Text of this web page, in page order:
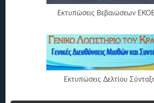
Εκτυπώσεις Βεβαιώσεων
Εκτυπώσεις Δελτίου